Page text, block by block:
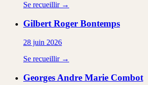
Se recueillir →
Gilbert Roger Bontemps
28 juin 2026
Se recueillir →
Georges Andre Marie Combot